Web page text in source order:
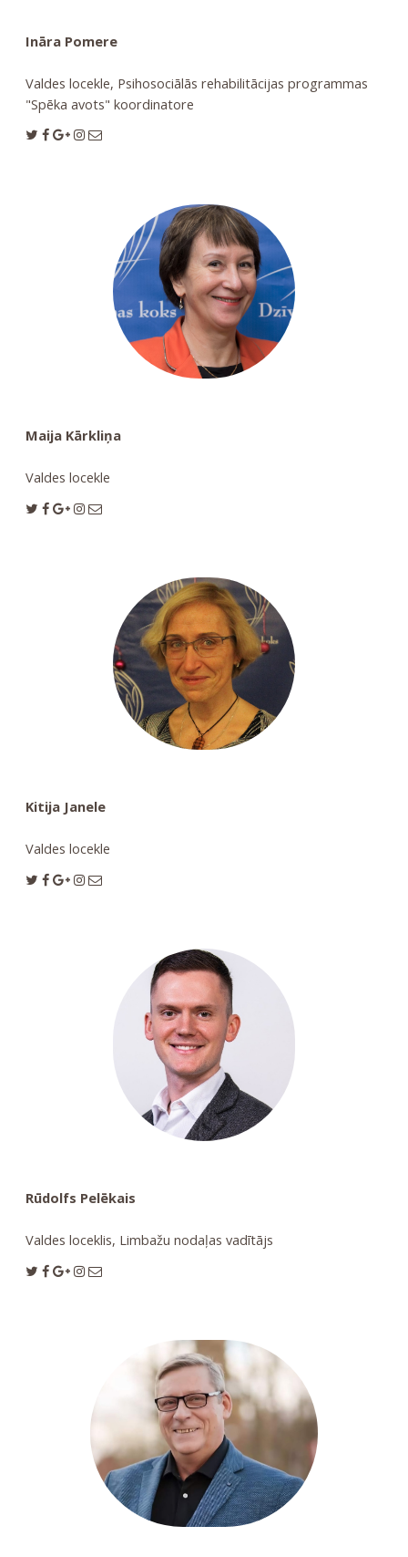
Ināra Pomere
Valdes locekle, Psihosociālās rehabilitācijas programmas
"Spēka avots" koordinatore
Maija Kārkliņa
Valdes locekle
Kitija Janele
Valdes locekle
Rūdolfs Pelēkais
Valdes loceklis, Limbažu nodaļas vadītājs